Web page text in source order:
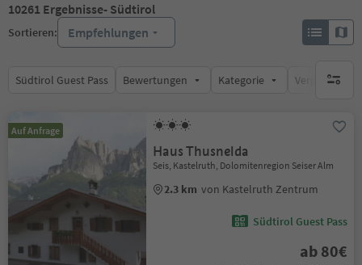
10261 Ergebnisse- Südtirol
Sortieren: Empfehlungen
Südtirol Guest Pass Bewertungen Kategorie keine
Auf Anfrage
Haus Thusnelda
Seis, Kastelruth, Dolomitenregion Seiser Alm
2.3 km von Kastelruth Zentrum
Südtirol Guest Pass
ab 80€